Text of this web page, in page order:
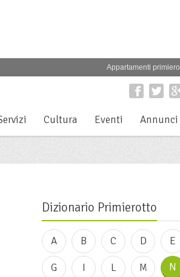
Appartamenti primiero
Cultura Eventi Annunci
Dizionario Primierotto
A B C D E
G I L M N